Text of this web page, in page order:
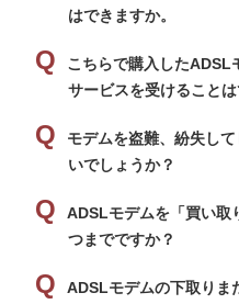
はできますか。
こちらで購入したADSL
サービスを受けること
モデムを盗難、紛失し
いでしょうか？
ADSLモデムを「買い取
つまでですか？
ADSLモデムの下取りま